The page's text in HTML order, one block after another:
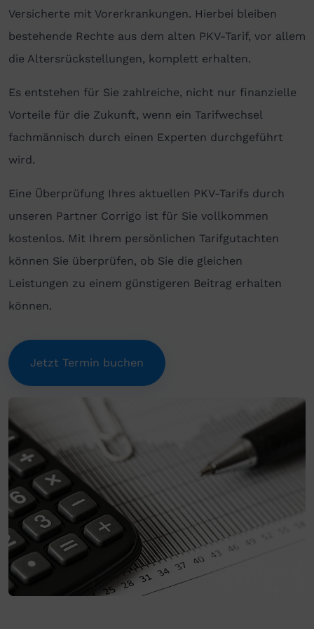
Versicherte mit Vorerkrankungen. Hierbei bleiben
bestehende Rechte aus dem alten PKV-Tarif, vor allem
die Altersrückstellungen, komplett erhalten.
Es entstehen für Sie zahlreiche, nicht nur finanzielle
Vorteile für die Zukunft, wenn ein Tarifwechsel
fachmännisch durch einen Experten durchgeführt
wird.
Eine Überprüfung Ihres aktuellen PKV-Tarifs durch
unseren Partner Corrigo ist für Sie vollkommen
kostenlos. Mit Ihrem persönlichen Tarifgutachten
können Sie überprüfen, ob Sie die gleichen
Leistungen zu einem günstigeren Beitrag erhalten
können.
Jetzt Termin buchen